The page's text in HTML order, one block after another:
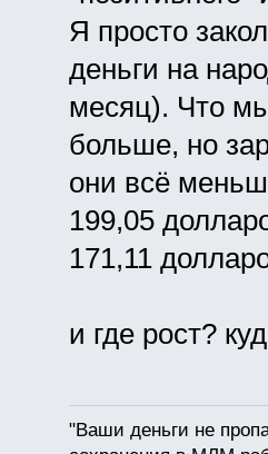
Я просто
деньги на
месяц). Что
больше, но
они всё
199,05
171,11
и где рост?
"Ваши деньги не